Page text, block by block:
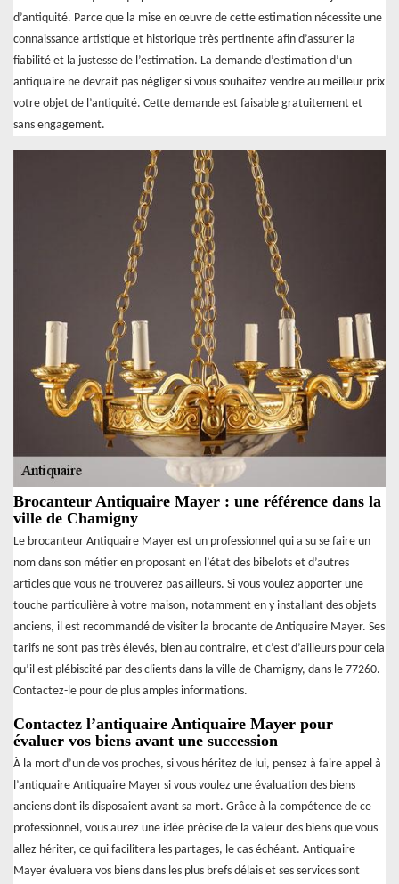
d’antiquité. Parce que la mise en œuvre de cette estimation nécessite une
connaissance artistique et historique très pertinente afin d’assurer la
fiabilité et la justesse de l’estimation. La demande d’estimation d’un
antiquaire ne devrait pas négliger si vous souhaitez vendre au meilleur prix
votre objet de l’antiquité. Cette demande est faisable gratuitement et
sans engagement.
Brocanteur Antiquaire Mayer : une référence dans la
ville de Chamigny
Le brocanteur Antiquaire Mayer est un professionnel qui a su se faire un
nom dans son métier en proposant en l’état des bibelots et d’autres
articles que vous ne trouverez pas ailleurs. Si vous voulez apporter une
touche particulière à votre maison, notamment en y installant des objets
anciens, il est recommandé de visiter la brocante de Antiquaire Mayer. Ses
tarifs ne sont pas très élevés, bien au contraire, et c’est d’ailleurs pour cela
qu’il est plébiscité par des clients dans la ville de Chamigny, dans le 77260.
Contactez-le pour de plus amples informations.
Contactez l’antiquaire Antiquaire Mayer pour
évaluer vos biens avant une succession
À la mort d’un de vos proches, si vous héritez de lui, pensez à faire appel à
l’antiquaire Antiquaire Mayer si vous voulez une évaluation des biens
anciens dont ils disposaient avant sa mort. Grâce à la compétence de ce
professionnel, vous aurez une idée précise de la valeur des biens que vous
allez hériter, ce qui facilitera les partages, le cas échéant. Antiquaire
Mayer évaluera vos biens dans les plus brefs délais et ses services sont